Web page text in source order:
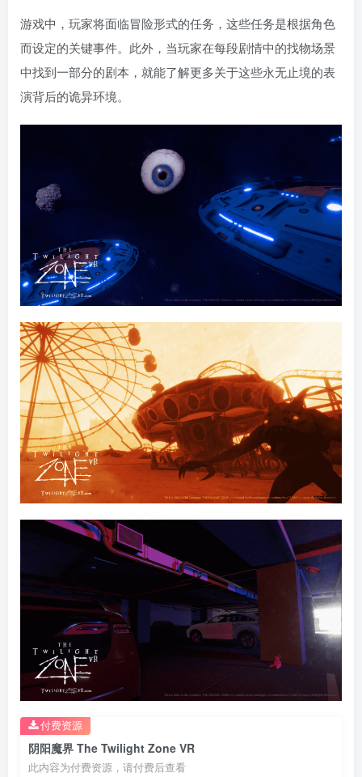
游戏中，玩家将面临冒险形式的任务，这些任务是根据角色
而设定的关键事件。此外，当玩家在每段剧情中的找物场景
中找到一部分的剧本，就能了解更多关于这些永无止境的表
演背后的诡异环境。
阴阳魔界 The Twilight Zone VR
此内容为付费资源，请付费后查看
付费资源